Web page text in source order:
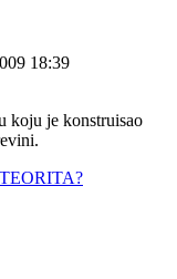
18:39
koju je konstruisao